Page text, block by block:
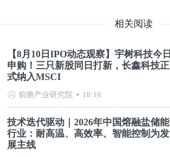
相关阅读
【8月10日IPO动态观察】宇树科技今日
申购！三只新股同日打新，长鑫科技正
式纳入MSCI
前瞻产业研究院 18:16
技术迭代驱动｜2026年中国熔融盐储能
行业：耐高温、高效率、智能控制为发
展主线